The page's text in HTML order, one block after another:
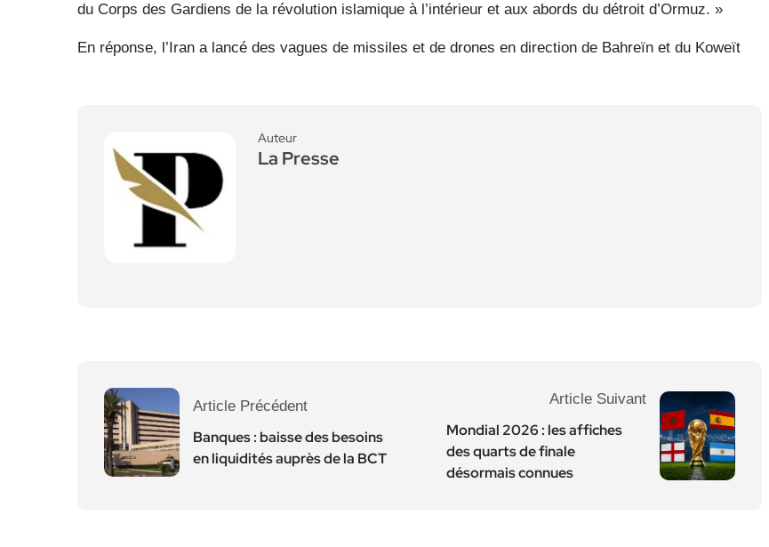
du Corps des Gardiens de la révolution islamique à l’intérieur et aux abords du détroit d’Ormuz. »
En réponse, l’Iran a lancé des vagues de missiles et de drones en direction de Bahreïn et du Koweït
Auteur
La Presse
Article Précédent
Banques : baisse des besoins
en liquidités auprès de la BCT
Article Suivant
Mondial 2026 : les affiches
des quarts de finale
désormais connues